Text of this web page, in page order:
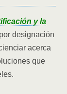
y la
designación
acerca
que